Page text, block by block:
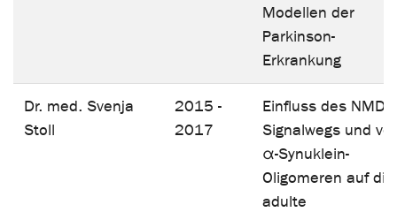
Modellen der
Parkinson-
Erkrankung
Dr. med. Svenja
Stoll
2015 -
2017
Einfluss des NMDA-
Signalwegs und
α-Synuklein-
Oligomeren auf die
adulte